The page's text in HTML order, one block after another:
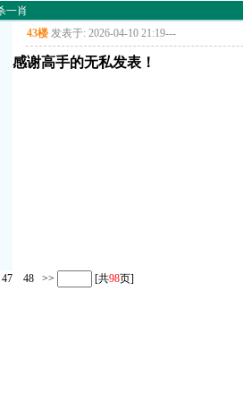
一肖
43楼 发表于: 2026-04-10 21:19---
感谢高手的无私发表！
47 48 >> [共98页]